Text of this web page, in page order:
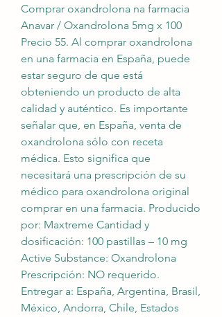
Comprar oxandrolona na farmacia
Anavar / Oxandrolona 5mg x 100
Precio 55. Al comprar oxandrolona
en una farmacia en España, puede
estar seguro de que está
obteniendo un producto de alta
calidad y auténtico. Es importante
señalar que, en España, venta de
oxandrolona sólo con receta
médica. Esto significa que
necesitará una prescripción de su
médico para oxandrolona original
comprar en una farmacia. Producido
por: Maxtreme Cantidad y
dosificación: 100 pastillas – 10 mg
Active Substance: Oxandrolona
Prescripción: NO requerido.
Entregar a: España, Argentina, Brasil,
México, Andorra, Chile, Estados